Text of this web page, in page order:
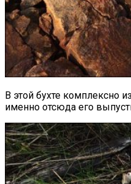
В этой бухте комплексно
именно отсюда его